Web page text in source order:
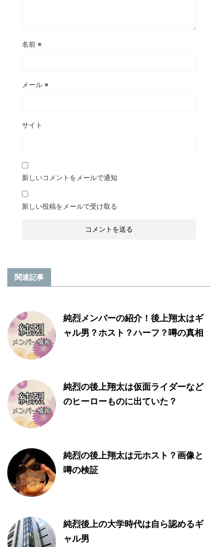
名前 ※
メール ※
サイト
新しいコメントをメールで通知
新しい投稿をメールで受け取る
関連記事
純烈メンバーの紹介！後上翔太はギ
ャル男？ホスト？ハーフ？噂の真相
純烈の後上翔太は仮面ライダーなど
のヒーローものに出ていた？
純烈の後上翔太は元ホスト？画像と
噂の検証
純烈後上の大学時代は自ら認めるギ
ャル男